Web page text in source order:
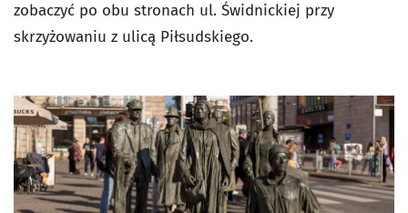
zobaczyć po obu stronach ul. Świdnickiej przy
skrzyżowaniu z ulicą Piłsudskiego.